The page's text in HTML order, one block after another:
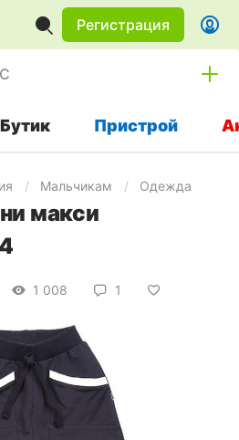
Регистрация
Бутик Пристрой
Мальчикам Одежда
макси
1 008 1